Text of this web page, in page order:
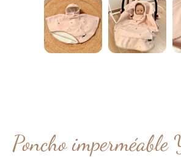
Poncho imperméable